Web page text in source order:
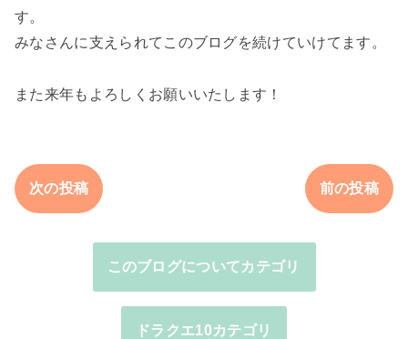
す。
みなさんに支えられてこのブログを続けていけてます。
また来年もよろしくお願いいたします！
次の投稿 前の投稿
このブログについてカテゴリ
ドラクエ10カテゴリ